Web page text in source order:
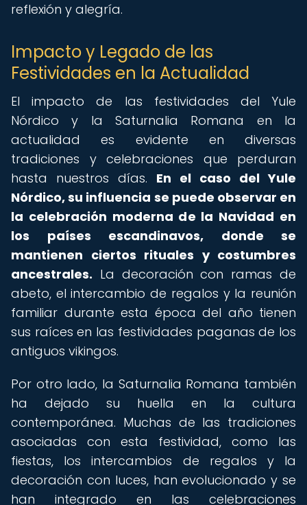
reflexión y alegría.
Impacto y Legado de las
Festividades en la Actualidad
El impacto de las festividades del Yule
Nórdico y la Saturnalia Romana en la
actualidad es evidente en diversas
tradiciones y celebraciones que perduran
hasta nuestros días. En el caso del Yule
Nórdico, su influencia se puede observar en
la celebración moderna de la Navidad en
los países escandinavos, donde se
mantienen ciertos rituales y costumbres
ancestrales. La decoración con ramas de
abeto, el intercambio de regalos y la reunión
familiar durante esta época del año tienen
sus raíces en las festividades paganas de los
antiguos vikingos.
Por otro lado, la Saturnalia Romana también
ha dejado su huella en la cultura
contemporánea. Muchas de las tradiciones
asociadas con esta festividad, como las
fiestas, los intercambios de regalos y la
decoración con luces, han evolucionado y se
han integrado en las celebraciones